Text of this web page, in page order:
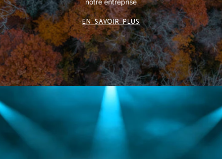
MÊMES
notre entreprise
EN SAVOIR PLUS